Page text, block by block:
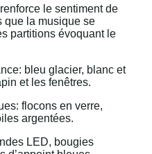
le sentiment de
que la musique se
partitions évoquant le
bleu glacier, blanc et
et les fenêtres.
flocons en verre,
argentées.
LED, bougies